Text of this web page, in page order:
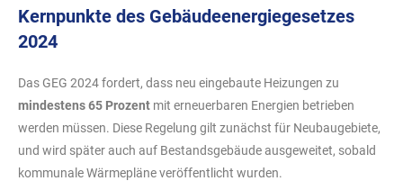
Kernpunkte des Gebäudeenergiegesetzes
2024
Das GEG 2024 fordert, dass neu eingebaute Heizungen zu
mindestens 65 Prozent mit erneuerbaren Energien betrieben
werden müssen. Diese Regelung gilt zunächst für Neubaugebiete,
und wird später auch auf Bestandsgebäude ausgeweitet, sobald
kommunale Wärmepläne veröffentlicht wurden.